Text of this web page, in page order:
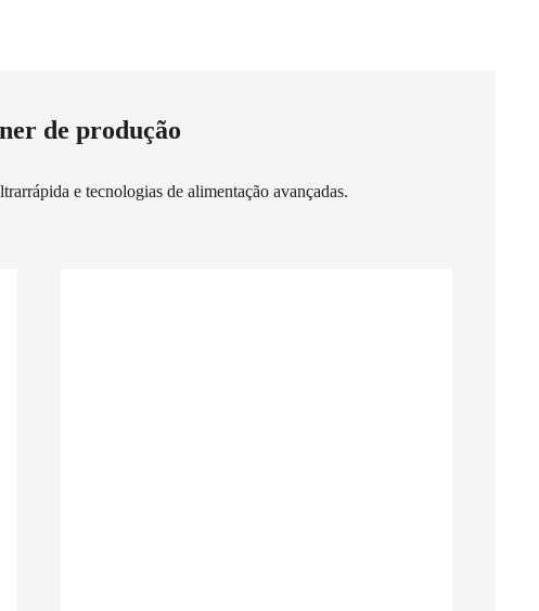
de produção
e tecnologias de alimentação avançadas.